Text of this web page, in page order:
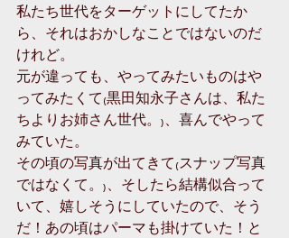
私たち世代をターゲットにしてたか
ら、それはおかしなことではないのだ
けれど。
元が違っても、やってみたいものはや
ってみたくて₍黒田知永子さんは、私た
ちよりお姉さん世代。₎、喜んでやって
みていた。
その頃の写真が出てきて₍スナップ写真
ではなくて。₎、そしたら結構似合って
いて、嬉しそうにしていたので、そう
だ！あの頃はパーマも掛けていた！と